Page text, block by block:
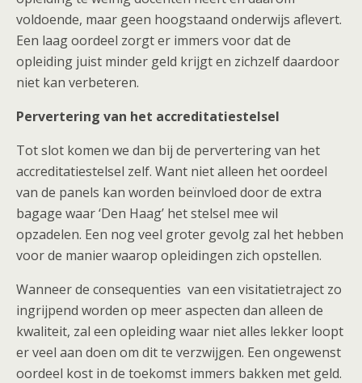
voldoende, maar geen hoogstaand onderwijs aflevert.
Een laag oordeel zorgt er immers voor dat de
opleiding juist minder geld krijgt en zichzelf daardoor
niet kan verbeteren.
Pervertering van het accreditatiestelsel
Tot slot komen we dan bij de pervertering van het
accreditatiestelsel zelf. Want niet alleen het oordeel
van de panels kan worden beïnvloed door de extra
bagage waar ‘Den Haag’ het stelsel mee wil
opzadelen. Een nog veel groter gevolg zal het hebben
voor de manier waarop opleidingen zich opstellen.
Wanneer de consequenties van een visitatietraject zo
ingrijpend worden op meer aspecten dan alleen de
kwaliteit, zal een opleiding waar niet alles lekker loopt
er veel aan doen om dit te verzwijgen. Een ongewenst
oordeel kost in de toekomst immers bakken met geld.